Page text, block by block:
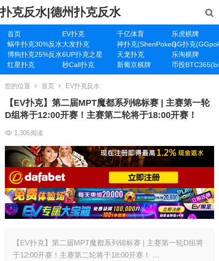
扑克反水|德州扑克反水
首页 EV扑克 千亿体育
乐虎棋牌
蜗牛扑克30%反水大发扑克 神扑克(ShenPoker)GG扑克
博狗扑克25%反水6UP扑克之星 天龙扑克
乐淘棋牌
红星扑克
秒Call扑克 新葡京棋牌 币投
您的位置 首页 EV扑克反水
【EV扑克】第二届MPT魔都系列锦标赛 | 主赛第一轮
D组将于12:00开赛！主赛第二轮将于18:00开赛！
1,306阅读
【EV扑克】第二届MPT魔都系列锦标赛 | 主赛第一轮D组将
于12:00开赛！主赛第二轮将于18:00开赛！ …